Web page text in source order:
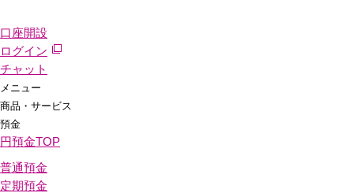
口座開設
ログイン
チャット
メニュー
商品・サービス
預金
円預金TOP
普通預金
定期預金